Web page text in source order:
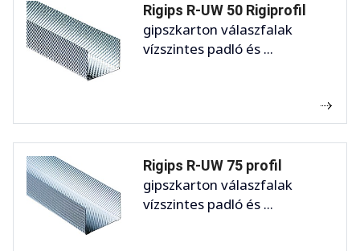
Rigips R-UW 50 Rigiprofil
gipszkarton válaszfalak
vízszintes padló és ...
Rigips R-UW 75 profil
gipszkarton válaszfalak
vízszintes padló és ...